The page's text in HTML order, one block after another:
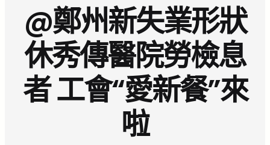
@鄭州新失業形狀
休秀傳醫院勞檢息
者 工會“愛新餐”來
啦